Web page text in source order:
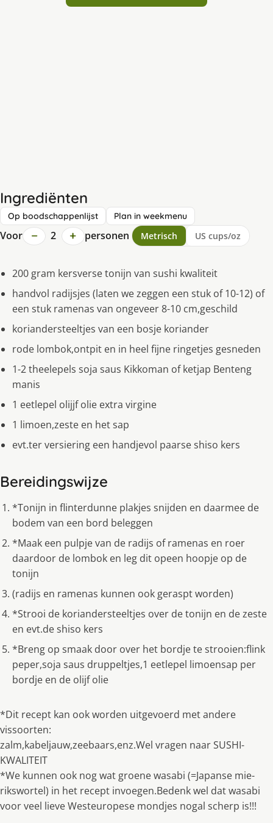
Ingrediënten
Op boodschappenlijst Plan in weekmenu
Voor − 2 + personen Metrisch US cups/oz
200 gram kersverse tonijn van sushi kwaliteit
handvol radijsjes (laten we zeggen een stuk of 10-12) of
een stuk ramenas van ongeveer 8-10 cm,geschild
koriandersteeltjes van een bosje koriander
rode lombok,ontpit en in heel fijne ringetjes gesneden
1-2 theelepels soja saus Kikkoman of ketjap Benteng
manis
1 eetlepel olijjf olie extra virgine
1 limoen,zeste en het sap
evt.ter versiering een handjevol paarse shiso kers
Bereidingswijze
*Tonijn in flinterdunne plakjes snijden en daarmee de
bodem van een bord beleggen
*Maak een pulpje van de radijs of ramenas en roer
daardoor de lombok en leg dit opeen hoopje op de
tonijn
(radijs en ramenas kunnen ook geraspt worden)
*Strooi de koriandersteeltjes over de tonijn en de zeste
en evt.de shiso kers
*Breng op smaak door over het bordje te strooien:flink
peper,soja saus druppeltjes,1 eetlepel limoensap per
bordje en de olijf olie
*Dit recept kan ook worden uitgevoerd met andere
vissoorten:
zalm,kabeljauw,zeebaars,enz.Wel vragen naar SUSHI-
KWALITEIT
*We kunnen ook nog wat groene wasabi (=Japanse mie-
rikswortel) in het recept invoegen.Bedenk wel dat wasabi
voor veel lieve Westeuropese mondjes nogal scherp is!!!